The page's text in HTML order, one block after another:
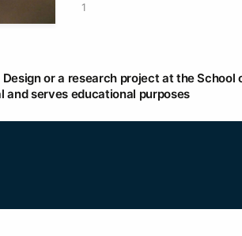
1
or a research project at the School
and serves educational purposes